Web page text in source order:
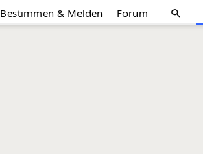
Bestimmen & Melden Forum search